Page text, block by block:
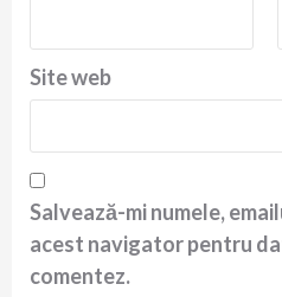
Site web
Salvează-mi numele,
acest navigator pentru
comentez.